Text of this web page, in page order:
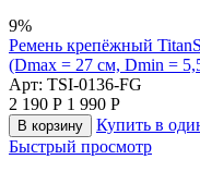
9%
Ремень крепёжный
(Dmax = 27 см, Dmin =
Арт: TSI-0136-FG
2 190 Р 1 990 Р
В корзину
Купить в
Быстрый просмотр